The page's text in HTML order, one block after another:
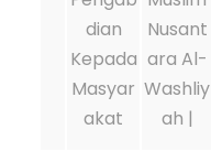
dian
Kepada
Masyar
akat
Nusant
ara Al-
Washliy
ah |